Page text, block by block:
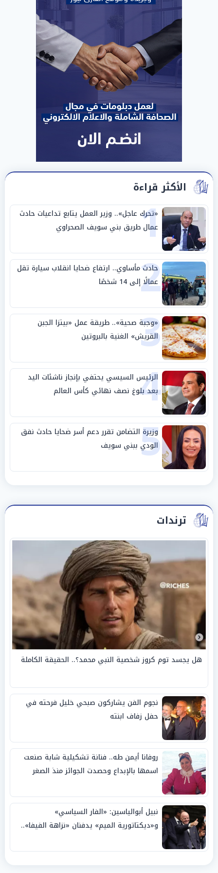
الأكثر قراءة
1
«تحرك عاجل».. وزير العمل يتابع تداعيات حادث
عمال طريق بني سويف الصحراوي
2
حادث مأساوي.. ارتفاع ضحايا انقلاب سيارة تقل
عمالًا إلى 14 شخصًا
3
«وجبة صحية».. طريقة عمل «بيتزا الجبن
القريش» الغنية بالبروتين
4
الرئيس السيسي يحتفي بإنجاز ناشئات اليد
بعد بلوغ نصف نهائي كأس العالم
5
وزيرة التضامن تقرر دعم أسر ضحايا حادث نفق
الودي ببني سويف
ترندات
هل يجسد توم كروز شخصية النبي محمد؟.. الحقيقة الكاملة
نجوم الفن يشاركون صبحي خليل فرحته في
حفل زفاف ابنته
روفانا أيمن طه.. فنانة تشكيلية شابة صنعت
اسمها بالإبداع وحصدت الجوائز منذ الصغر
نبيل أبوالياسين: «الفار السياسي»
و«ديكتاتورية الميم» يدفنان «نزاهة الفيفا»..